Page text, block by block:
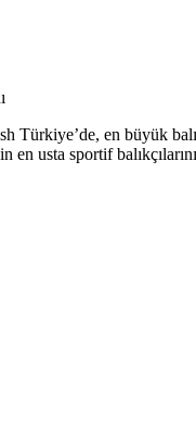
Türkiye’de, en büyük
en usta sportif